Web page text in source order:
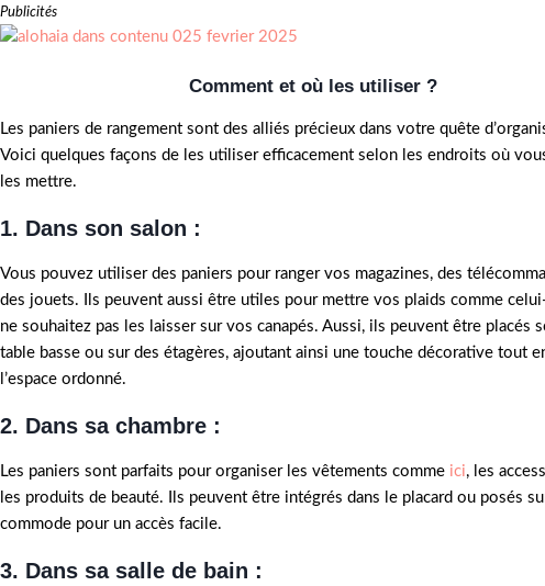
Publicités
Comment et où les utiliser ?
Les paniers de rangement sont des alliés précieux dans votre quête
Voici quelques façons de les utiliser efficacement selon les endroits où
les mettre.
1. Dans son salon :
Vous pouvez utiliser des paniers pour ranger vos magazines, des
des jouets. Ils peuvent aussi être utiles pour mettre vos plaids comme
ne souhaitez pas les laisser sur vos canapés. Aussi, ils peuvent être placés
table basse ou sur des étagères, ajoutant ainsi une touche décorative tout
l’espace ordonné.
2. Dans sa chambre :
Les paniers sont parfaits pour organiser les vêtements comme ici, les
les produits de beauté. Ils peuvent être intégrés dans le placard ou posés
commode pour un accès facile.
3. Dans sa salle de bain :